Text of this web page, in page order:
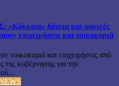
δάνεια και οφειλές
επιχειρήσεις και νοικοκυριά
νοικοκυριά και επιχειρήσεις από
της κυβέρνησης για την